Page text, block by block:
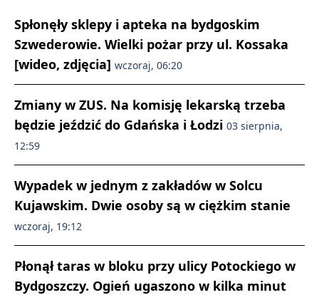
Spłonęły sklepy i apteka na bydgoskim
Szwederowie. Wielki pożar przy ul. Kossaka
[wideo, zdjęcia] wczoraj, 06:20
Zmiany w ZUS. Na komisję lekarską trzeba
będzie jeździć do Gdańska i Łodzi 03 sierpnia,
12:59
Wypadek w jednym z zakładów w Solcu
Kujawskim. Dwie osoby są w ciężkim stanie
wczoraj, 19:12
Płonął taras w bloku przy ulicy Potockiego w
Bydgoszczy. Ogień ugaszono w kilka minut